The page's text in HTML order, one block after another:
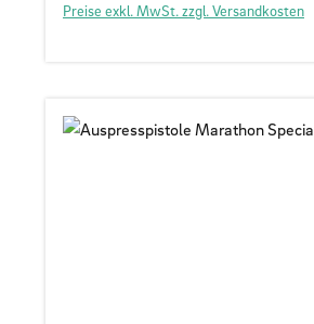
Preise exkl. MwSt. zzgl. Versandkosten